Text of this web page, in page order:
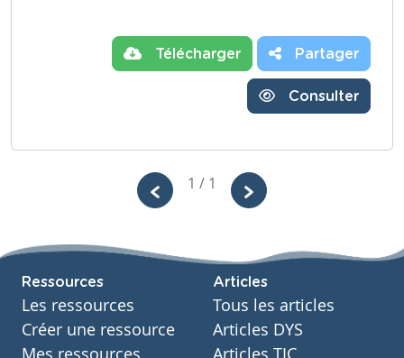
Télécharger Partager
Consulter
1 / 1
Ressources
Les ressources
Créer une ressource
Articles
Tous les articles
Articles DYS